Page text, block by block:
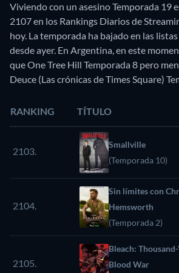
Viviendo con un asesino Temporada 19
2107 en los Rankings Diarios de
hoy. La temporada ha bajado en las
desde ayer. En Argentina, en este
que One Tree Hill Temporada 8 pero
Deuce (Las crónicas de Times Square)
RANKING TÍTULO
2103.
Smallville
(Temporada 10)
2104.
Sin límites con
Hemsworth
(Temporada 2)
2105.
Bleach:
Blood War